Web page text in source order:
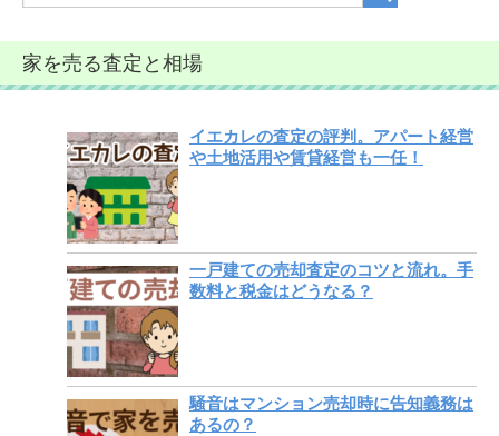
家を売る査定と相場
イエカレの査定の評判。アパート経営
や土地活用や賃貸経営も一任！
一戸建ての売却査定のコツと流れ。手
数料と税金はどうなる？
騒音はマンション売却時に告知義務は
あるの？